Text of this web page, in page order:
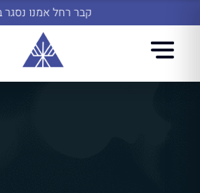
קבר רחל אמנו נסגר